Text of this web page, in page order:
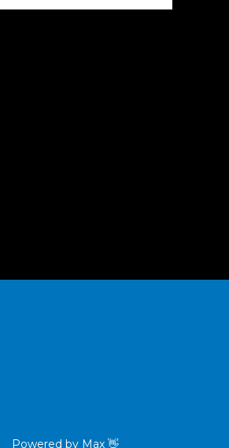
Powered by Max 👋